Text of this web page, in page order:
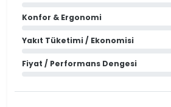
Konfor & Ergonomi
Yakıt Tüketimi / Ekonomisi
Fiyat / Performans Dengesi